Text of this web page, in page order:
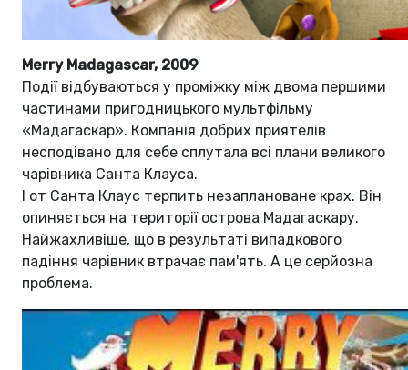
Merry Madagascar, 2009
Події відбуваються у проміжку між двома першими
частинами пригодницького мультфільму
«Мадагаскар». Компанія добрих приятелів
несподівано для себе сплутала всі плани великого
чарівника Санта Клауса.
І от Санта Клаус терпить незаплановане крах. Він
опиняється на території острова Мадагаскару.
Найжахливіше, що в результаті випадкового
падіння чарівник втрачає пам'ять. А це серйозна
проблема.